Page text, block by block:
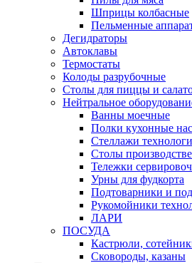
Шприцы колбасные
Пельменные
Дегидраторы
Автоклавы
Термостаты
Колоды разрубочные
Столы для пиццы и
Нейтральное
Ванны моечные
Полки кухонные
Стеллажи
Столы
Тележки
Урны для фудкорта
Подтоварники и
Рукомойники
ЛАРИ
ПОСУДА
Кастрюли,
Сковороды, казаны